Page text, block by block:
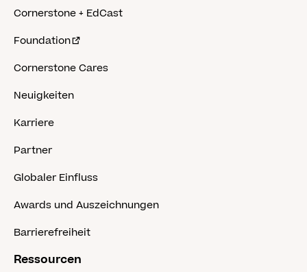
Cornerstone + EdCast
Foundation
Cornerstone Cares
Neuigkeiten
Karriere
Partner
Globaler Einfluss
Awards und Auszeichnungen
Barrierefreiheit
Ressourcen